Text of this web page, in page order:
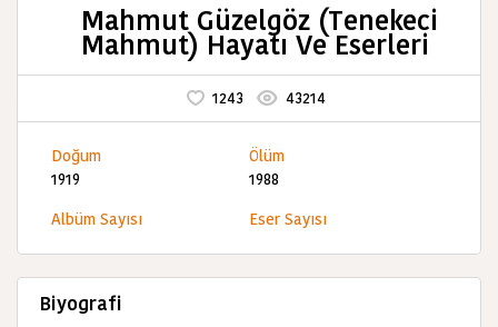
Mahmut Güzelgöz (Tenekeci
Mahmut) Hayatı Ve Eserleri
1243 43214
Doğum
1919
Ölüm
1988
Albüm Sayısı
Eser Sayısı
Biyografi